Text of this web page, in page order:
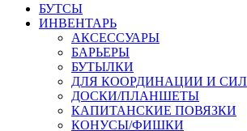
БУТСЫ
ИНВЕНТАРЬ
АКСЕССУАРЫ
БАРЬЕРЫ
БУТЫЛКИ
ДЛЯ КООРДИНАЦИИ И
ДОСКИ/ПЛАНШЕТЫ
КАПИТАНСКИЕ ПОВЯЗКИ
КОНУСЫ/ФИШКИ